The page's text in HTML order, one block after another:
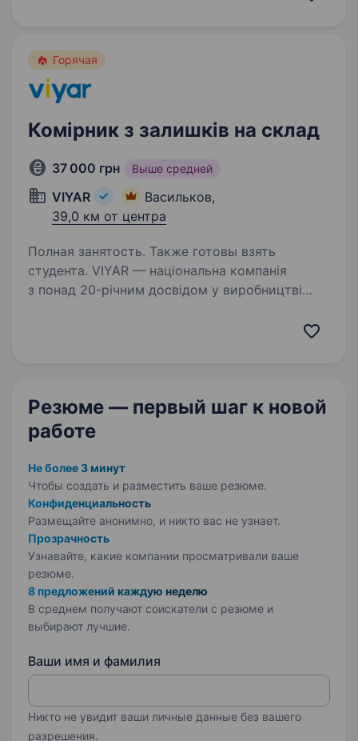
Горячая
Комірник з залишків на склад
37 000 грн Выше средней
VIYAR
Васильков,
39,0 км от центра
Полная занятость. Также готовы взять
студента. VIYAR — національна компанія
з понад 20-річним досвідом у виробництві
професіоналів, об'єднаних спільними цілями та
Резюме — первый шаг к новой
работе
Не более 3 минут
Чтобы создать и разместить ваше резюме.
Конфиденциальность
Размещайте анонимно, и никто вас не узнает.
Прозрачность
Узнавайте, какие компании просматривали ваше
резюме.
8 предложений каждую неделю
В среднем получают соискатели с резюме и
выбирают лучшие.
Ваши имя и фамилия
Никто не увидит ваши личные данные без вашего
разрешения.